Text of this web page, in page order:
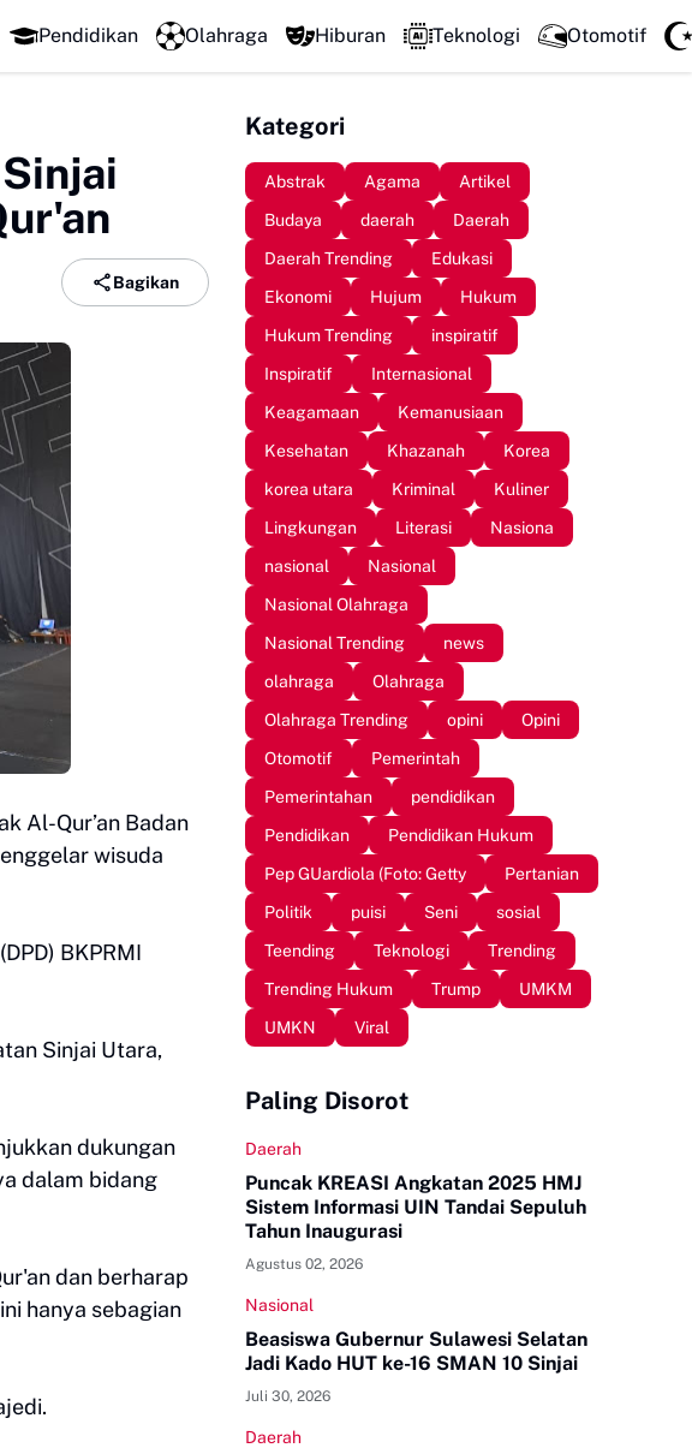
Mengawali Pengabdian dengan Sujud, Kapolresta Gowa
Pendidikan Olahraga Hiburan Teknologi Otomotif
Bagikan
Al-Qur’an Badan
wisuda
BKPRMI
Sinjai Utara,
dukungan
dalam bidang
dan berharap
hanya sebagian
Kategori
Abstrak Agama
Artikel
Budaya
daerah
Daerah
Daerah Trending
Edukasi
Ekonomi
Hujum
Hukum
Hukum Trending
inspiratif
Inspiratif
Internasional
Keagamaan
Kemanusiaan
Kesehatan
Khazanah
Korea
korea utara
Kriminal
Kuliner
Lingkungan
Literasi
Nasiona
nasional
Nasional
Nasional Olahraga
Nasional Trending
news
olahraga
Olahraga
Olahraga Trending
opini
Opini
Otomotif
Pemerintah
Pemerintahan
pendidikan
Pendidikan
Pendidikan Hukum
Pep GUardiola (Foto: Getty
Pertanian
Politik
puisi Seni
sosial
Teending
Teknologi
Trending
Trending Hukum
Trump
UMKM
UMKN
Viral
Paling Disorot
Daerah
Puncak KREASI Angkatan 2025 HMJ
Sistem Informasi UIN Tandai Sepuluh
Tahun Inaugurasi
Agustus 02, 2026
Nasional
Beasiswa Gubernur Sulawesi Selatan
Jadi Kado HUT ke-16 SMAN 10 Sinjai
Juli 30, 2026
Daerah